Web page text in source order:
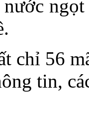
nước
chỉ 56
tin,